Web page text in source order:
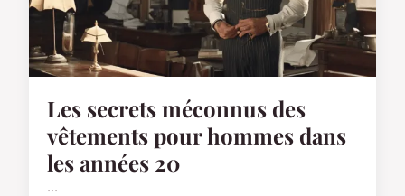
Les secrets méconnus des
vêtements pour hommes dans
les années 20
...